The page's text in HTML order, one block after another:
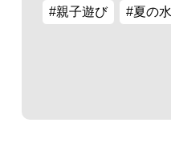
#親子遊び #夏の